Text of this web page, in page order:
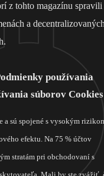
z tohto magazínu spravili
a
používania
súborov Cookies
a sú spojené s vysokým
efektu. Na 75 % účtov
stratám pri obchodovaní s